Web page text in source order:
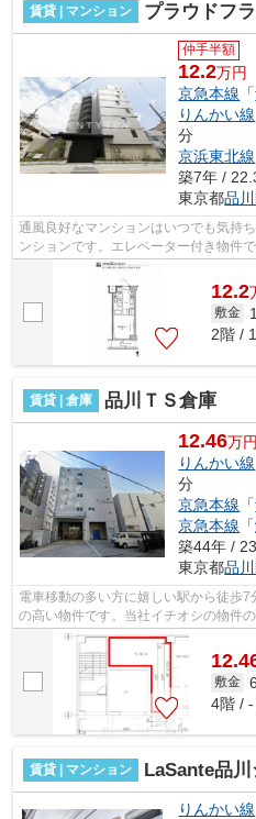
賃貸 | マンション プラウドフ
仲手半額
12.2万円
京急本線 「
りんかい線
分
京浜東北線
築7年 /
東京都品
通風良好なマンションはいつでも気持
ンションです。エレベーター付き物件
ただけるので、カードで決済したい方...
12.2
敷金
2階 /
賃貸 | 倉庫 品川ＴＳ倉庫
12.46万円
りんかい線
分
京急本線 「
京急本線 「
築44年 /
東京都品
電車移動の多い方に嬉しい駅から徒歩
の高い物件です。当社イチオシの物件
敷金
4階 /
賃貸 | マンション LaSante品
りんかい線